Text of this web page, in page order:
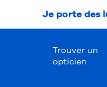
Je porte des
Trouver un
opticien